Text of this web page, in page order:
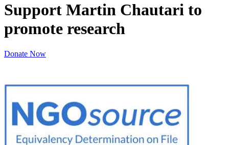
Support Martin Chautari to
promote research
Donate Now